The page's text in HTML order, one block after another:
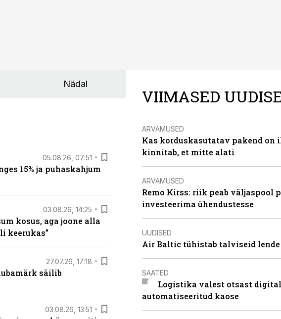
Nädal
05.08.26, 07:51
15% ja puhaskahjum
03.08.26, 14:25
kosus, aga joone alla
keerukas”
27.07.26, 17:18
säilib
03.08.26, 13:51
VIIMASED
ARVAMUSED
Kas korduskasutatav pakend
kinnitab, et mitte alati
ARVAMUSED
Remo Kirss: riik peab väljaspool
investeerima ühendustesse
UUDISED
Air Baltic tühistab talviseid lende
SAATED
Logistika valest otsast
automatiseeritud kaose